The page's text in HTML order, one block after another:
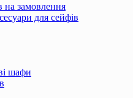
на замовлення
для сейфів
шафи